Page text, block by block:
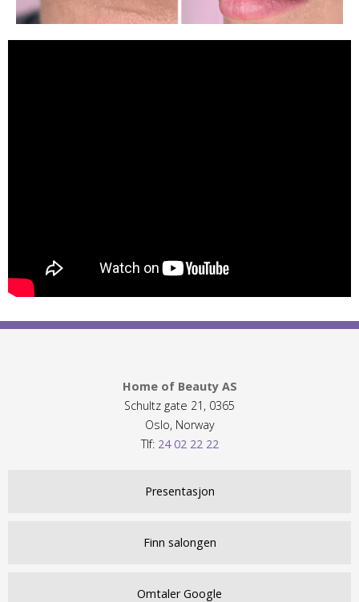
Home of Beauty AS
Schultz gate 21, 0365
Oslo, Norway
Tlf: 24 02 22 22
Presentasjon
Finn salongen
Omtaler Google